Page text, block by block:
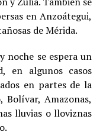
en Anzoátegui,
de Mérida.
noche se espera un
en algunos casos
en partes de la
Bolívar, Amazonas,
lluvias o lloviznas